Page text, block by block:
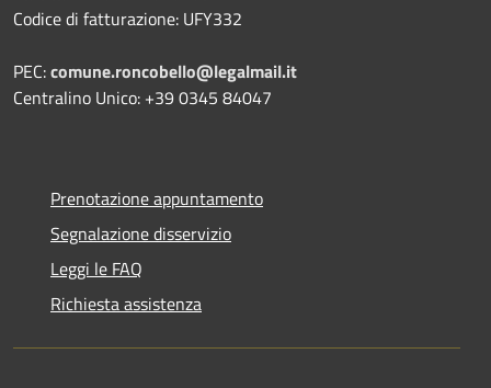
Codice di fatturazione: UFY332
PEC:comune.roncobello@legalmail.it
Centralino Unico: +39 0345 84047
Prenotazione appuntamento
Segnalazione disservizio
Leggi le FAQ
Richiesta assistenza